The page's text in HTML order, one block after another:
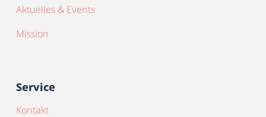
Aktuelles & Events
Mission
Service
Kontakt